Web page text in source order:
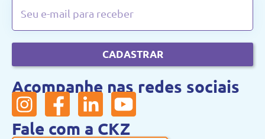
CADASTRAR
Acompanhe nas redes sociais
Fale com a CKZ